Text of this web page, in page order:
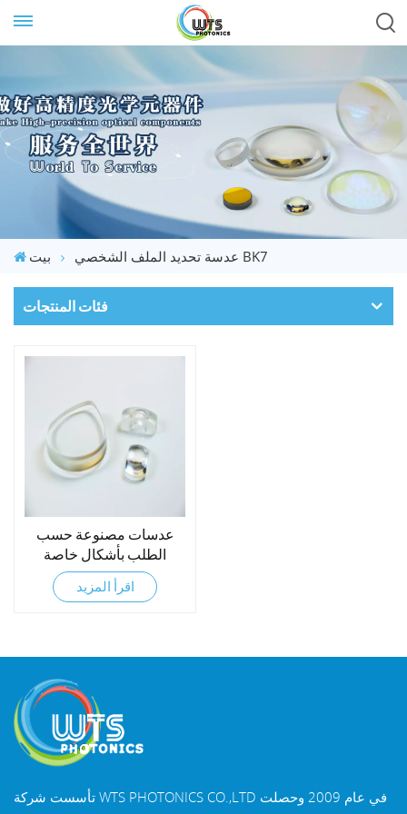
بيت عدسة تحديد الملف الشخصي BK7
فئات المنتجات
عدسات مصنوعة حسب
الطلب بأشكال خاصة
اقرأ المزيد
تأسست شركة WTS PHOTONICS CO.,LTD في عام 2009 وحصلت